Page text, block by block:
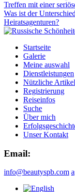
Treffen mit einer
Was ist der
Heiratsagenturen?
Startseite
Galerie
Meine auswahl
Dienstleistungen
Nützliche Artikel
Registrierung
Reiseinfos
Suche
Über mich
Unser Kontakt
Email:
info@beautyspb.com